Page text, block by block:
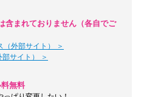
含まれておりません（各自でご
（外部サイト） ＞
部サイト） ＞
無料